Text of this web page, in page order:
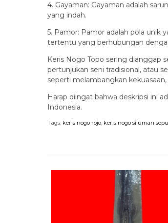
4. Gayaman: Gayaman adalah
yang indah.
5. Pamor: Pamor adalah pola unik
tertentu yang berhubungan
Keris Nogo Topo sering dianggap
pertunjukan seni tradisional, atau
seperti melambangkan
Harap diingat bahwa deskripsi ini
Indonesia.
Tags: keris nogo rojo, keris nogo siluman